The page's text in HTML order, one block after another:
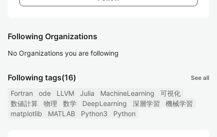
Following Organizations
No Organizations you are following
Following tags(16) See all
Fortran ode LLVM Julia MachineLearning
可視化
数値計算
物理 数学 DeepLearning 深層学習
機械学習
matplotlib
MATLAB Python3 Python